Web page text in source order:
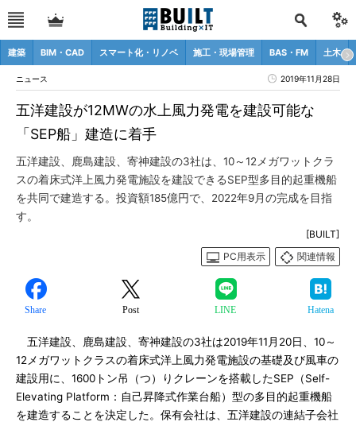
建築 BIM・CAD スマート化・リノベ 施工・現場管理 BAS・FM 土木
ニュース 2019年11月28日
五洋建設が12MWの水上風力発電を建設可能な
「SEP船」建造に着手
五洋建設、鹿島建設、寄神建設の3社は、10～12メガワットクラ
スの着床式洋上風力発電施設を建設できるSEP型多目的起重機船
を共同で建造する。投資額185億円で、2022年9月の完成を目指
す。
[BUILT]
PC用表示
関連情報
Share Post LINE Hatena
五洋建設、鹿島建設、寄神建設の3社は2019年11月20日、10～
12メガワットクラスの着床式洋上風力発電施設の基礎及び風車の
建設用に、1600トン吊（つ）りクレーンを搭載したSEP（Self-
Elevating Platform：自己昇降式作業台船）型の多目的起重機船
を建造することを決定した。保有会社は、五洋建設の連結子会社